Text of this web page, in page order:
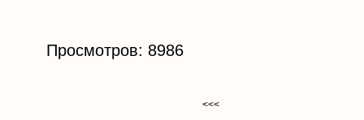
Просмотров: 8986
<<<